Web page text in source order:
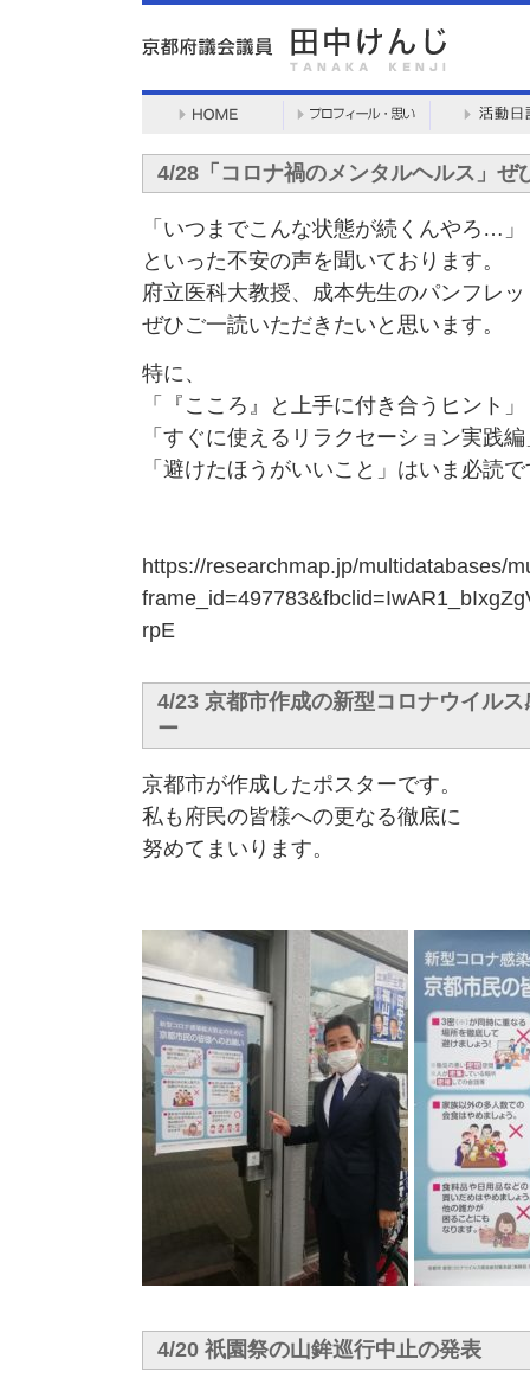
4/28「コロナ禍のメンタルヘルス」ぜ
「いつまでこんな状態が続くんやろ…」
といった不安の声を聞いております。
府立医科大教授、成本先生のパンフレッ
ぜひご一読いただきたいと思います。
特に、
「『こころ』と上手に付き合うヒント」
「すぐに使えるリラクセーション実践編
「避けたほうがいいこと」はいま必読
https://researchmap.jp/multidatabases/
rpE
4/23 京都市作成の新型コロナウイル
ー
京都市が作成したポスターです。
私も府民の皆様への更なる徹底に
努めてまいります。
4/20 祇園祭の山鉾巡行中止の発表